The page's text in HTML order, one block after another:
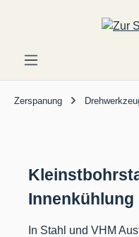
Zum Hauptinhalt springen
Zerspanung
Innenkühlung
In Stahl und VHM